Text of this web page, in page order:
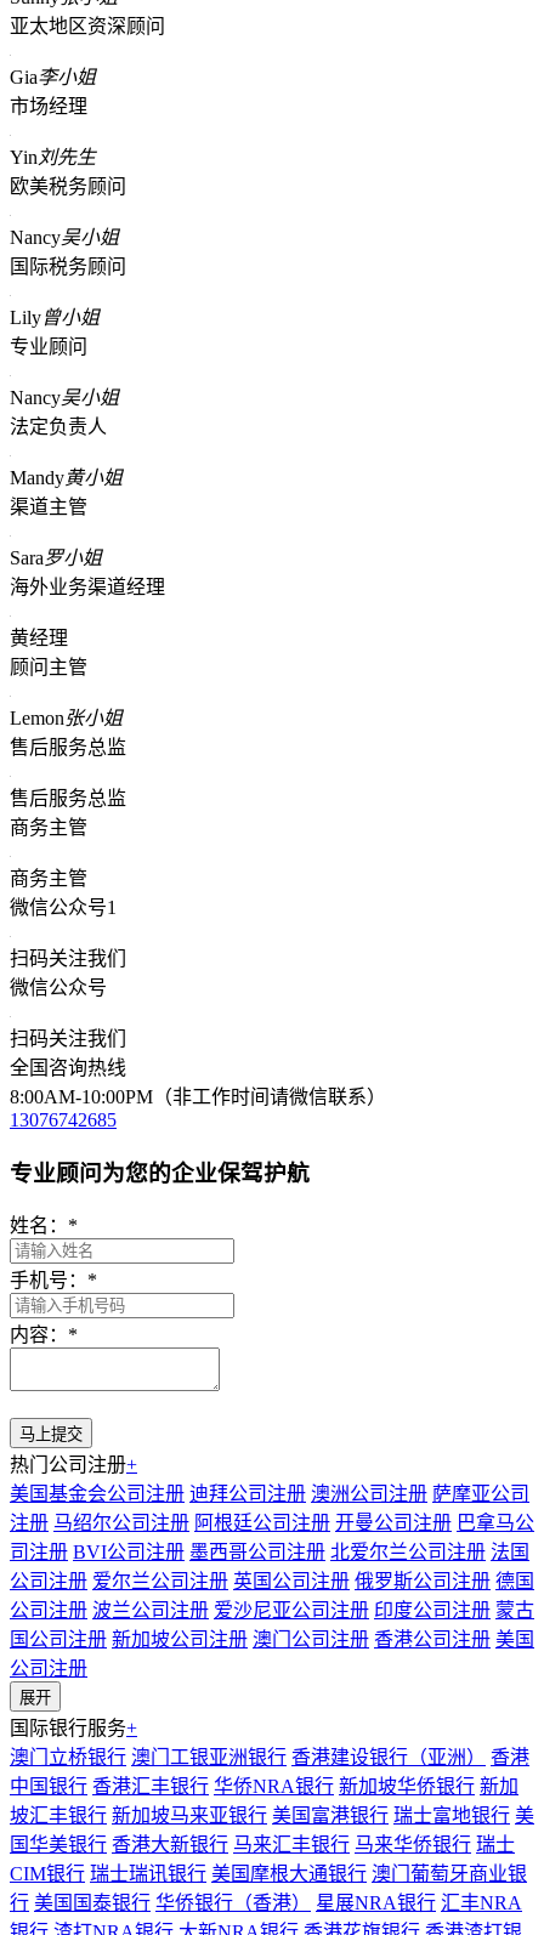
亚太地区资深顾问
Gia李小姐
市场经理
Yin 刘先生
欧美税务顾问
Nancy吴小姐
国际税务顾问
Lily曾小姐
专业顾问
Nancy吴小姐
法定负责人
Mandy黄小姐
渠道主管
Sara罗小姐
海外业务渠道经理
黄经理
顾问主管
Lemon张小姐
售后服务总监
售后服务总监
商务主管
商务主管
微信公众号1
扫码关注我们
微信公众号
扫码关注我们
全国咨询热线
8:00AM-10:00PM（非工作时间请微信联系）
13076742685
专业顾问为您的企业保驾护航
姓名： *
手机号： *
内容： *
热门公司注册+
美国基金会公司注册 迪拜公司注册 澳洲公司注册 萨摩亚公司
注册 马绍尔公司注册 阿根廷公司注册 开曼公司注册 巴拿马公
司注册 BVI公司注册 墨西哥公司注册 北爱尔兰公司注册 法国
公司注册 爱尔兰公司注册 英国公司注册 俄罗斯公司注册 德国
公司注册 波兰公司注册 爱沙尼亚公司注册 印度公司注册 蒙古
国公司注册 新加坡公司注册 澳门公司注册 香港公司注册 美国
公司注册
展开
国际银行服务+
澳门立桥银行 澳门工银亚洲银行 香港建设银行（亚洲）
香港
中国银行 香港汇丰银行 华侨NRA银行 新加坡华侨银行 新加
坡汇丰银行 新加坡马来亚银行 美国富港银行 瑞士富地银行 美
国华美银行 香港大新银行 马来汇丰银行 马来华侨银行 瑞士
CIM银行 瑞士瑞讯银行 美国摩根大通银行 澳门葡萄牙商业银
行 美国国泰银行 华侨银行（香港） 星展NRA银行 汇丰NRA